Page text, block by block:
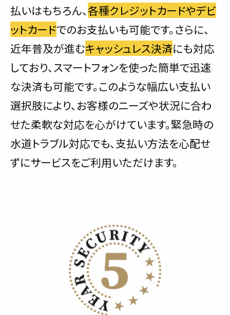
払いはもちろん、各種クレジットカードやデビ
ットカードでのお支払いも可能です。さらに、
近年普及が進むキャッシュレス決済にも対応
しており、スマートフォンを使った簡単で迅速
な決済も可能です。このような幅広い支払い
選択肢により、お客様のニーズや状況に合わ
せた柔軟な対応を心がけています。緊急時の
水道トラブル対応でも、支払い方法を心配せ
ずにサービスをご利用いただけます。